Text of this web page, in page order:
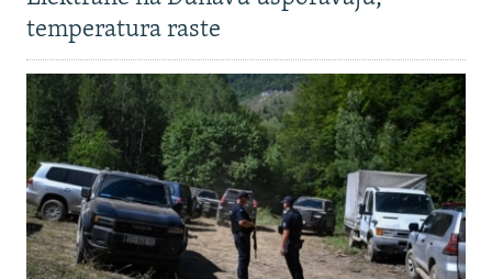
temperatura raste